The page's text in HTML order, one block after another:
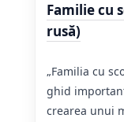
Familie cu
rusă)
„Familia cu
ghid
crearea unui